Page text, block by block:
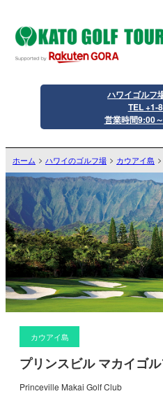
ハワイゴルフ
TEL +1-
営業時間9:00
ホーム ハワイのゴルフ場 カウアイ島
カウアイ島
プリンスビル マカイゴ
Princeville Makai Golf Club